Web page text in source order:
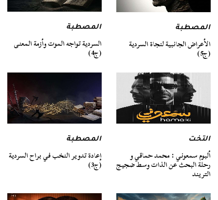
المصطبة
الأعراض الجانبية لنجاة السردية
(ج5)
المصطبة
السردية تواجه الموت وأزمة المعنى
(ج4)
التخت
ألبوم سمعوني : محمد حماقي و
رحلة البحث عن الذات وسط ضجيج
التريند
المصطبة
إعادة تدوير النخب في براح السردية
(ج3)